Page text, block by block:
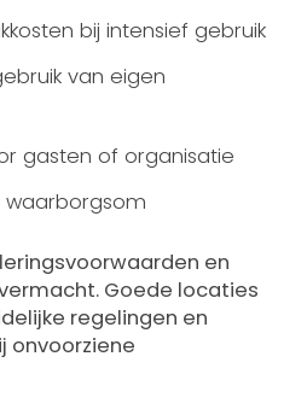
bij intensief gebruik
van eigen
gasten of organisatie
waarborgsom
en
Goede locaties
regelingen en
onvoorziene